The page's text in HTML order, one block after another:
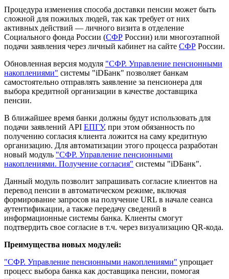
Процедура изменения способа доставки пенсии может быть
сложной для пожилых людей, так как требует от них
активных действий — личного визита в отделение
Социального фонда России (СФР России) или многоэтапной
подачи заявления через личный кабинет на сайте СФР России.
Обновленная версия модуля "СФР. Управление пенсионными
накоплениями" системы "iDБанк" позволяет банкам
самостоятельно отправлять заявление за пенсионера для
выбора кредитной организации в качестве доставщика
пенсии.
В ближайшее время банки должны будут использовать для
подачи заявлений API ЕПГУ, при этом обязанность по
получению согласия клиента ложится на саму кредитную
организацию. Для автоматизации этого процесса разработан
новый модуль "СФР. Управление пенсионными
накоплениями. Получение согласия" системы "iDБанк".
Данный модуль позволит запрашивать согласие клиентов на
перевод пенсии в автоматическом режиме, включая
формирование запросов на получение URL в начале сеанса
аутентификации, а также передачу сведений в
информационные системы банка. Клиенты смогут
подтвердить свое согласие в т.ч. через визуализацию QR-кода.
Преимущества новых модулей:
"СФР. Управление пенсионными накоплениями" упрощает
процесс выбора банка как доставщика пенсии, помогая